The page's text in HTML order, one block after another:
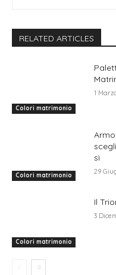
RELATED ARTICLES
Colori matrimonio
1
Colori matrimonio
sì
29
Colori matrimonio
Il
3